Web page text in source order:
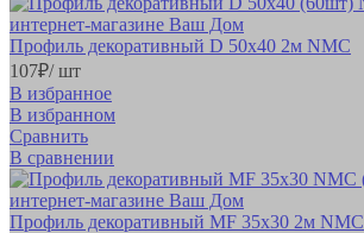
Профиль декоративный D 50х40 2м NMC
107₽/ шт
В избранное
В избранном
Сравнить
В сравнении
Профиль декоративный MF 35х30 2м NMC